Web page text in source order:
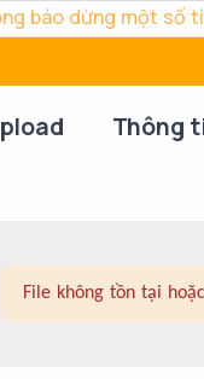
báo dừng một số
Thông
File không tồn tại